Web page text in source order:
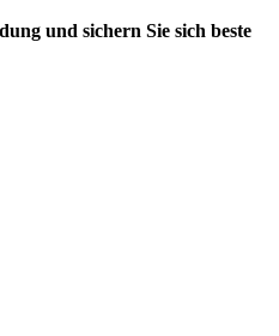
und sichern Sie sich beste